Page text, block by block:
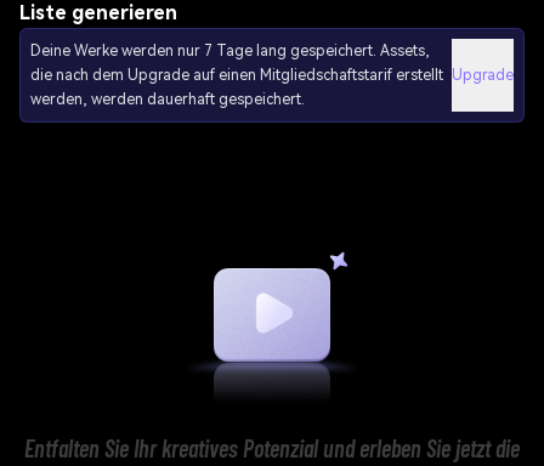
Liste generieren
Deine Werke werden nur 7 Tage lang gespeichert. Assets,
die nach dem Upgrade auf einen Mitgliedschaftstarif erstellt
werden, werden dauerhaft gespeichert.
Upgrade
Entfalten Sie Ihr kreatives Potenzial und erleben Sie jetzt die